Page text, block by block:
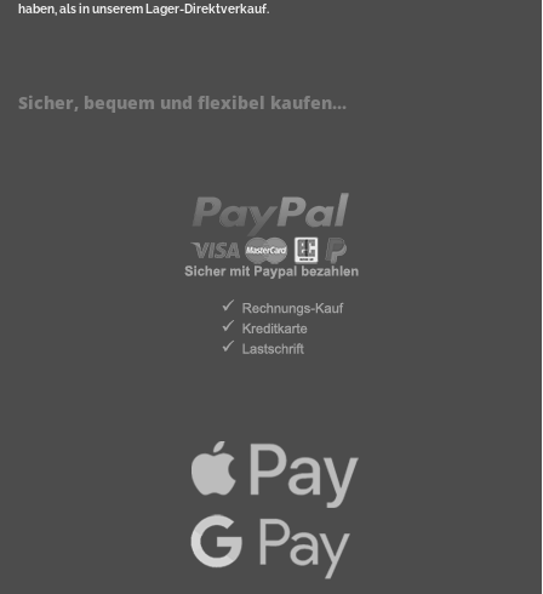
haben, als in unserem Lager-Direktverkauf.
Sicher, bequem und flexibel kaufen...